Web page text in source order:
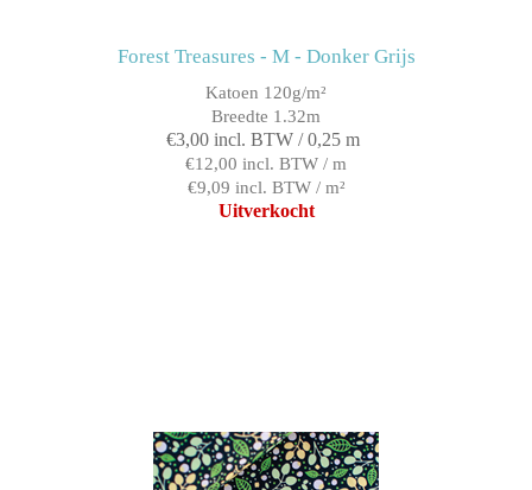
Forest Treasures - M - Donker Grijs
Katoen 120g/m²
Breedte 1.32m
€3,00 incl. BTW / 0,25 m
€12,00 incl. BTW / m
€9,09 incl. BTW / m²
Uitverkocht